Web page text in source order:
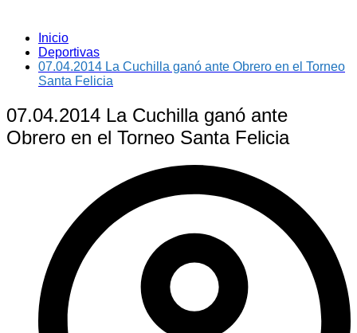
Inicio
Deportivas
07.04.2014 La Cuchilla ganó ante Obrero en el Torneo
Santa Felicia
07.04.2014 La Cuchilla ganó ante
Obrero en el Torneo Santa Felicia